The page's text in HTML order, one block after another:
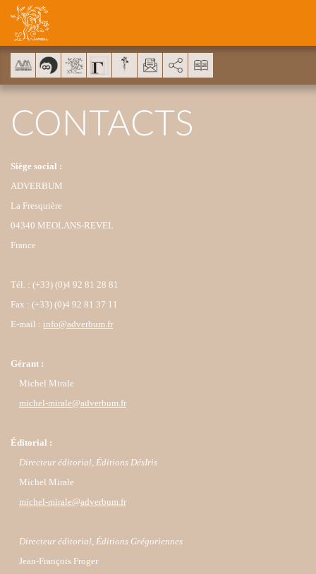
CONTACTS
Siège social :
ADVERBUM
La Fresquière
04340 MEOLANS-REVEL
France
Tél. : (+33) (0)4 92 81 28 81
Fax : (+33) (0)4 92 81 37 11
E-mail : info@adverbum.fr
Gérant :
Michel Mirale
michel-mirale@adverbum.fr
Éditorial :
Directeur éditorial, Éditions DésIris
Michel Mirale
michel-mirale@adverbum.fr
Directeur éditorial, Éditions Grégoriennes
Jean-François Froger
AddThis is disabled.
Cookies management panel